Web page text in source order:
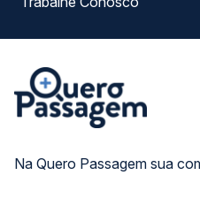
Na Quero Passagem sua